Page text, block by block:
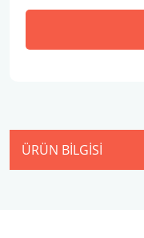
ÜRÜN BILGISI